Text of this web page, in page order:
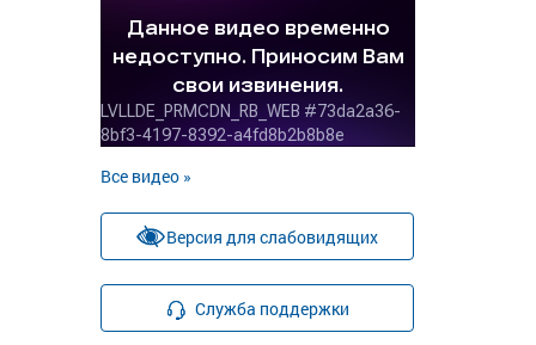
Все видео »
Версия для слабовидящих
Служба поддержки